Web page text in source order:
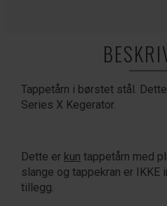
Tappetårn i børstet stål.
Series X Kegerator.
Dette er kun tappetårn med
slange og tappekran er IKKE
tillegg.